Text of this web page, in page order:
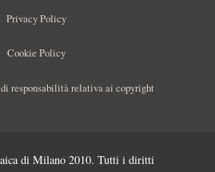
Privacy Policy
Cookie Policy
responsabilità relativa ai copyright
di Milano 2010. Tutti i diritti